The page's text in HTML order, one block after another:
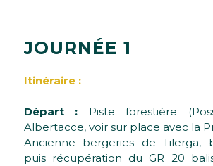
JOURNÉE 1
Itinéraire :
Départ : Piste forestière
Albertacce, voir sur place avec la
Ancienne bergeries de Tilerga,
puis récupération du GR 20